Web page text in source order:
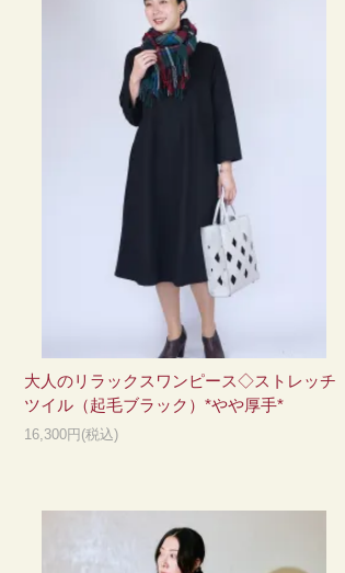
大人のリラックスワンピース◇ストレッチ
ツイル（起毛ブラック）*やや厚手*
16,300円(税込)